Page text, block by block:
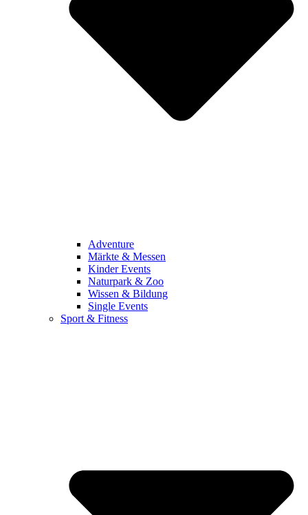
Adventure
Märkte & Messen
Kinder Events
Naturpark & Zoo
Wissen & Bildung
Single Events
Sport & Fitness